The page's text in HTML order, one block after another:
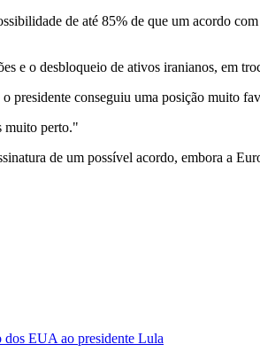
de até 85% de que um acordo
e o desbloqueio de ativos iranianos, em
presidente conseguiu uma posição muito
muito perto."
de um possível acordo, embora a
EUA ao presidente Lula